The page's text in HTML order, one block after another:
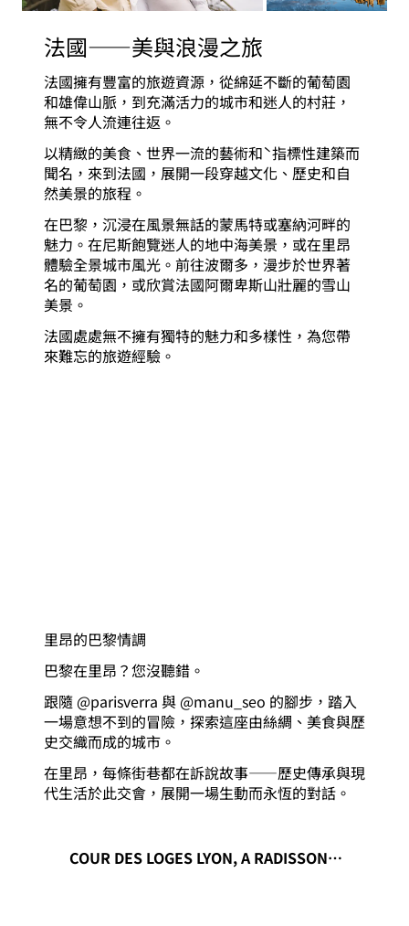
法國——美與浪漫之旅
法國擁有豐富的旅遊資源，從綿延不斷的葡萄園
和雄偉山脈，到充滿活力的城市和迷人的村莊，
無不令人流連往返。
以精緻的美食、世界一流的藝術和ˋ指標性建築而
聞名，來到法國，展開一段穿越文化、歷史和自
然美景的旅程。
在巴黎，沉浸在風景無話的蒙馬特或塞納河畔的
魅力。在尼斯飽覽迷人的地中海美景，或在里昂
體驗全景城市風光。前往波爾多，漫步於世界著
名的葡萄園，或欣賞法國阿爾卑斯山壯麗的雪山
美景。
法國處處無不擁有獨特的魅力和多樣性，為您帶
來難忘的旅遊經驗。
里昂的巴黎情調
巴黎在里昂？您沒聽錯。
跟隨 @parisverra 與 @manu_seo 的腳步，踏入
一場意想不到的冒險，探索這座由絲綢、美食與歷
史交織而成的城市。
在里昂，每條街巷都在訴說故事——歷史傳承與現
代生活於此交會，展開一場生動而永恆的對話。
COUR DES LOGES LYON, A RADISSON C